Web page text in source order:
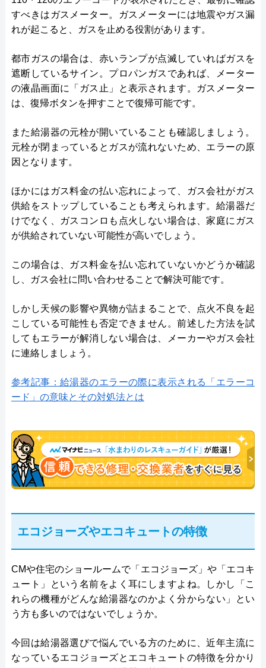
すべきはガスメーター。ガスメーターには地震やガス漏
れが起こると、ガスを止める役割があります。
都市ガスの場合は、赤いランプが点滅していればガスを
遮断しているサイン。プロパンガスであれば、メーター
の液晶画面に「ガス止」と表示されます。ガスメーター
は、復帰ボタンを押すことで復帰可能です。
また給湯器の元栓が開いていることも確認しましょう。
元栓が閉まっているとガスが流れないため、エラーの原
因となります。
ほかにはガス料金の払い忘れによって、ガス会社がガス
供給をストップしていることも考えられます。給湯器だ
けでなく、ガスコンロも点火しない場合は、家庭にガス
が供給されていない可能性が高いでしょう。
この場合は、ガス料金を払い忘れていないかどうか確認
し、ガス会社に問い合わせることで解決可能です。
しかし天候の影響や異物が詰まることで、点火不良を起
こしている可能性も否定できません。前述した方法を試
してもエラーが解消しない場合は、メーカーやガス会社
に連絡しましょう。
参考記事：給湯器のエラーの際に表示される「エラーコ
ード」の意味とその対処法とは
エコジョーズやエコキュートの特徴
CMや住宅のショールームで「エコジョーズ」や「エコキ
ュート」という名前をよく耳にしますよね。しかし「こ
れらの機種がどんな給湯器なのかよく分からない」とい
う方も多いのではないでしょうか。
今回は給湯器選びで悩んでいる方のために、近年主流に
なっているエコジョーズとエコキュートの特徴を分かり